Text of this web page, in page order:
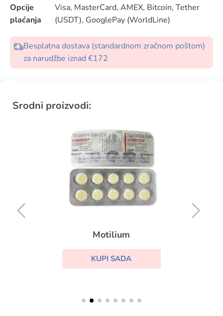
Opcije
plaćanja
Visa, MasterCard, AMEX, Bitcoin, Tether
(USDT), GooglePay (WorldLine)
Besplatna dostava (standardnom zračnom poštom)
za narudžbe iznad €172
Srodni proizvodi:
Motilium
KUPI SADA